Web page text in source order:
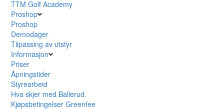
TTM Golf Academy
Proshop
Proshop
Demodager
Tilpassing av utstyr
Informasjon
Priser
Åpningstider
Styrearbeid
Hva skjer med Ballerud.
Kjøpsbetingelser Greenfee